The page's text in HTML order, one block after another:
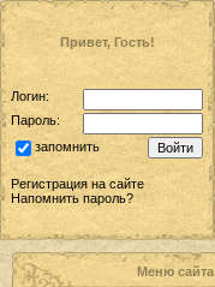
Привет, Гость!
Логин:
Пароль:
запомнить
Регистрация на сайте
Напомнить пароль?
Меню сайта